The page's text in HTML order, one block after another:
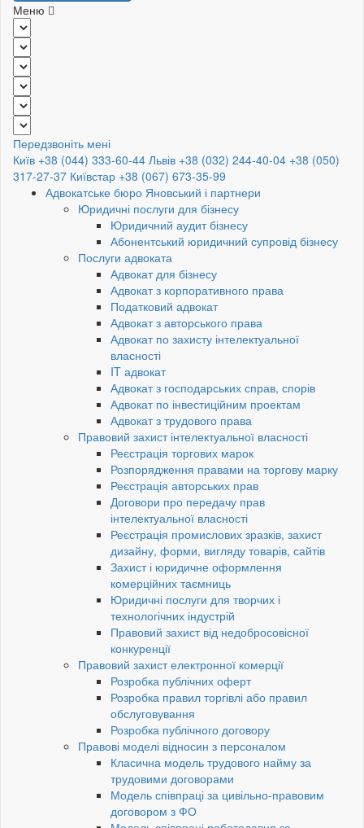
Меню
Передзвоніть мені
Київ +38 (044) 333-60-44 Львів +38 (032) 244-40-04 +38 (050)
317-27-37 Київстар +38 (067) 673-35-99
Адвокатське бюро Яновський і партнери
Юридичні послуги для бізнесу
Юридичний аудит бізнесу
Абонентський юридичний супровід бізнесу
Послуги адвоката
Адвокат для бізнесу
Адвокат з корпоративного права
Податковий адвокат
Адвокат з авторського права
Адвокат по захисту інтелектуальної
власності
IT адвокат
Адвокат з господарських справ, спорів
Адвокат по інвестиційним проектам
Адвокат з трудового права
Правовий захист інтелектуальної власності
Реєстрація торгових марок
Розпорядження правами на торгову марку
Реєстрація авторських прав
Договори про передачу прав
інтелектуальної власності
Реєстрація промислових зразків, захист
дизайну, форми, вигляду товарів, сайтів
Захист і юридичне оформлення
комерційних таємниць
Юридичні послуги для творчих і
технологічних індустрій
Правовий захист від недобросовісної
конкуренції
Правовий захист електронної комерції
Розробка публічних оферт
Розробка правил торгівлі або правил
обслуговування
Розробка публічного договору
Правові моделі відносин з персоналом
Класична модель трудового найму за
трудовими договорами
Модель співпраці за цивільно-правовим
договором з ФО